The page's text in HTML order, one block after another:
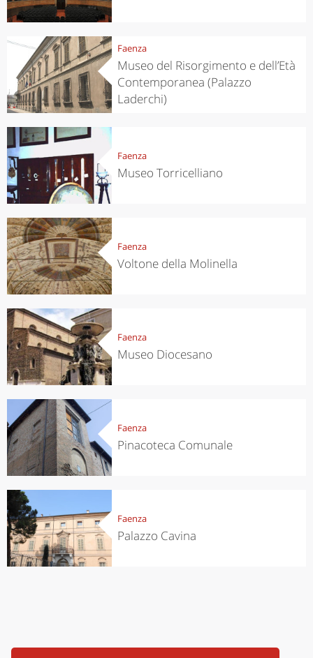
Faenza
Museo del Risorgimento e dell’Età
Contemporanea (Palazzo
Laderchi)
Faenza
Museo Torricelliano
Faenza
Voltone della Molinella
Faenza
Museo Diocesano
Faenza
Pinacoteca Comunale
Faenza
Palazzo Cavina